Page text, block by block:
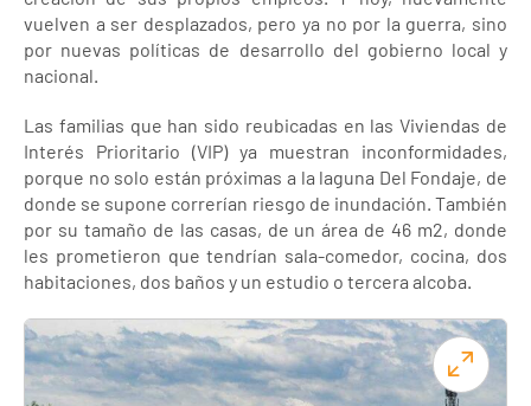
vuelven a ser desplazados, pero ya no por la guerra, sino
por nuevas políticas de desarrollo del gobierno local y
nacional.
Las familias que han sido reubicadas en las Viviendas de
Interés Prioritario (VIP) ya muestran inconformidades,
porque no solo están próximas a la laguna Del Fondaje, de
donde se supone correrían riesgo de inundación. También
por su tamaño de las casas, de un área de 46 m2, donde
les prometieron que tendrían sala-comedor, cocina, dos
habitaciones, dos baños y un estudio o tercera alcoba.